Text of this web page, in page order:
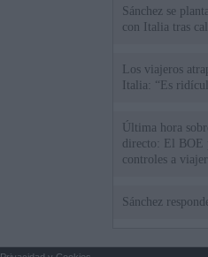
Sánchez se
con Italia tras
Los viajeros
Italia: “Es
Última hora
directo: El BOE
controles a
Sánchez